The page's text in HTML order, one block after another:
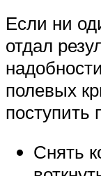
Если ни
отдал
полевых
Снять